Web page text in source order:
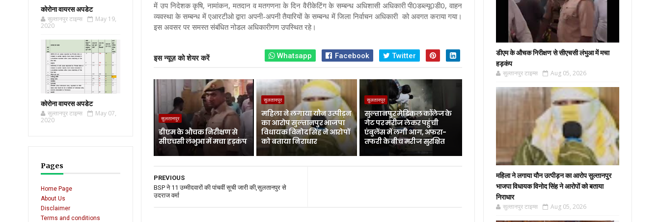
कोरोना वायरस अपडेट
सुल्तानपुर टाइम्स
May 19,
2020
कोरोना वायरस अपडेट
सुल्तानपुर टाइम्स
May 07,
2020
Pages
Home Page
About Us
Disclaimer
Terms and conditions
में उप निदेशक कृषि, नामांकन, मतदान व मतगणना के दिन वैरीकेटिंग के सम्बन्ध अधिशासी अधिकारी पी0डब्ल्यू0डी0, वाहन
व्यवस्था के सम्बन्ध में एआरटीओ द्वारा अपनी-अपनी तैयारियों के सम्बन्ध में जिला निर्वाचन अधिकारी को अवगत कराया गया।
इस अवसर पर समस्त संबंधित नोडल अधिकारीगण उपस्थित रहे।
इस न्यूज़ को शेयर करें Whatsapp Facebook Twitter
सुलतानपुर
डीएम के औचक निरीक्षण से
सीएचसी लंभुआ में मचा हड़कंप
सुलतानपुर
महिला ने लगाया यौन उत्पीड़न
का आरोप सुल्तानपुर भाजपा
विधायक विनोद सिंह ने आरोपों
को बताया निराधार
सुलतानपुर
सुल्तानपुर मेडिकल कॉलेज के
गेट पर मरीज लेकर पहुंची
एंबुलेंस में लगी आग, अफरा-
तफरी के बीच मरीज सुरक्षित
PREVIOUS
BSP ने 11 उम्मीदवारों की पांचवीं सूची जारी की,सुलतानपुर से
उदराज वर्मा
डीएम के औचक निरीक्षण से सीएचसी लंभुआ में मचा
हड़कंप
सुल्तानपुर टाइम्स Aug 05, 2026
महिला ने लगाया यौन उत्पीड़न का आरोप सुल्तानपुर
भाजपा विधायक विनोद सिंह ने आरोपों को बताया
निराधार
सुल्तानपुर टाइम्स Aug 05, 2026